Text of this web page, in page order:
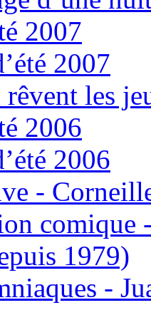
2007
2007
les
2006
2006
-
comique
1979)
-